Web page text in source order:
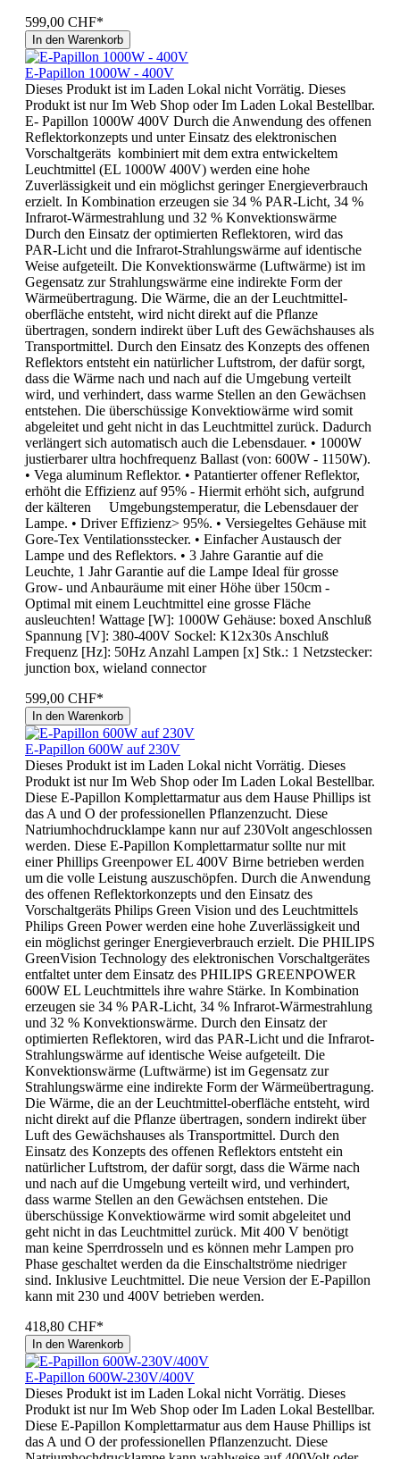
599,00 CHF*
In den Warenkorb
E-Papillon 1000W - 400V
Dieses Produkt ist im Laden Lokal nicht Vorrätig. Dieses
Produkt ist nur Im Web Shop oder Im Laden Lokal Bestellbar.
E- Papillon 1000W 400V Durch die Anwendung des offenen
Reflektorkonzepts und unter Einsatz des elektronischen
Vorschaltgeräts kombiniert mit dem extra entwickeltem
Leuchtmittel (EL 1000W 400V) werden eine hohe
Zuverlässigkeit und ein möglichst geringer Energieverbrauch
erzielt. In Kombination erzeugen sie 34 % PAR-Licht, 34 %
Infrarot-Wärmestrahlung und 32 % Konvektionswärme
Durch den Einsatz der optimierten Reflektoren, wird das
PAR-Licht und die Infrarot-Strahlungswärme auf identische
Weise aufgeteilt. Die Konvektionswärme (Luftwärme) ist im
Gegensatz zur Strahlungswärme eine indirekte Form der
Wärmeübertragung. Die Wärme, die an der Leuchtmittel-
oberfläche entsteht, wird nicht direkt auf die Pflanze
übertragen, sondern indirekt über Luft des Gewächshauses als
Transportmittel. Durch den Einsatz des Konzepts des offenen
Reflektors entsteht ein natürlicher Luftstrom, der dafür sorgt,
dass die Wärme nach und nach auf die Umgebung verteilt
wird, und verhindert, dass warme Stellen an den Gewächsen
entstehen. Die überschüssige Konvektiowärme wird somit
abgeleitet und geht nicht in das Leuchtmittel zurück. Dadurch
verlängert sich automatisch auch die Lebensdauer. • 1000W
justierbarer ultra hochfrequenz Ballast (von: 600W - 1150W).
• Vega aluminum Reflektor. • Patantierter offener Reflektor,
erhöht die Effizienz auf 95% - Hiermit erhöht sich, aufgrund
der kälteren Umgebungstemperatur, die Lebensdauer der
Lampe. • Driver Effizienz> 95%. • Versiegeltes Gehäuse mit
Gore-Tex Ventilationsstecker. • Einfacher Austausch der
Lampe und des Reflektors. • 3 Jahre Garantie auf die
Leuchte, 1 Jahr Garantie auf die Lampe Ideal für grosse
Grow- und Anbauräume mit einer Höhe über 150cm -
Optimal mit einem Leuchtmittel eine grosse Fläche
ausleuchten! Wattage [W]: 1000W Gehäuse: boxed Anschluß
Spannung [V]: 380-400V Sockel: K12x30s Anschluß
Frequenz [Hz]: 50Hz Anzahl Lampen [x] Stk.: 1 Netzstecker:
junction box, wieland connector
599,00 CHF*
In den Warenkorb
E-Papillon 600W auf 230V
Dieses Produkt ist im Laden Lokal nicht Vorrätig. Dieses
Produkt ist nur Im Web Shop oder Im Laden Lokal Bestellbar.
Diese E-Papillon Komplettarmatur aus dem Hause Phillips ist
das A und O der professionellen Pflanzenzucht. Diese
Natriumhochdrucklampe kann nur auf 230Volt angeschlossen
werden. Diese E-Papillon Komplettarmatur sollte nur mit
einer Phillips Greenpower EL 400V Birne betrieben werden
um die volle Leistung auszuschöpfen. Durch die Anwendung
des offenen Reflektorkonzepts und den Einsatz des
Vorschaltgeräts Philips Green Vision und des Leuchtmittels
Philips Green Power werden eine hohe Zuverlässigkeit und
ein möglichst geringer Energieverbrauch erzielt. Die PHILIPS
GreenVision Technology des elektronischen Vorschaltgerätes
entfaltet unter dem Einsatz des PHILIPS GREENPOWER
600W EL Leuchtmittels ihre wahre Stärke. In Kombination
erzeugen sie 34 % PAR-Licht, 34 % Infrarot-Wärmestrahlung
und 32 % Konvektionswärme. Durch den Einsatz der
optimierten Reflektoren, wird das PAR-Licht und die Infrarot-
Strahlungswärme auf identische Weise aufgeteilt. Die
Konvektionswärme (Luftwärme) ist im Gegensatz zur
Strahlungswärme eine indirekte Form der Wärmeübertragung.
Die Wärme, die an der Leuchtmittel-oberfläche entsteht, wird
nicht direkt auf die Pflanze übertragen, sondern indirekt über
Luft des Gewächshauses als Transportmittel. Durch den
Einsatz des Konzepts des offenen Reflektors entsteht ein
natürlicher Luftstrom, der dafür sorgt, dass die Wärme nach
und nach auf die Umgebung verteilt wird, und verhindert,
dass warme Stellen an den Gewächsen entstehen. Die
überschüssige Konvektiowärme wird somit abgeleitet und
geht nicht in das Leuchtmittel zurück. Mit 400 V benötigt
man keine Sperrdrosseln und es können mehr Lampen pro
Phase geschaltet werden da die Einschaltströme niedriger
sind. Inklusive Leuchtmittel. Die neue Version der E-Papillon
kann mit 230 und 400V betrieben werden.
418,80 CHF*
In den Warenkorb
E-Papillon 600W-230V/400V
Dieses Produkt ist im Laden Lokal nicht Vorrätig. Dieses
Produkt ist nur Im Web Shop oder Im Laden Lokal Bestellbar.
Diese E-Papillon Komplettarmatur aus dem Hause Phillips ist
das A und O der professionellen Pflanzenzucht. Diese